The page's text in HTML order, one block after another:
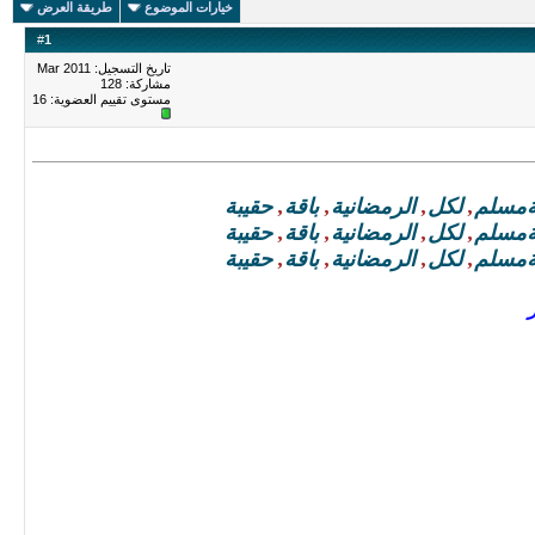
خيارات الموضوع طريقة العرض
#1
تاريخ التسجيل: Mar 2011
مشاركة: 128
مستوى تقييم العضوية: 16
مسلم ,لكل,الرمضانية,باقة,حقيبة
مسلم ,لكل,الرمضانية,باقة,حقيبة
مسلم ,لكل,الرمضانية,باقة,حقيبة